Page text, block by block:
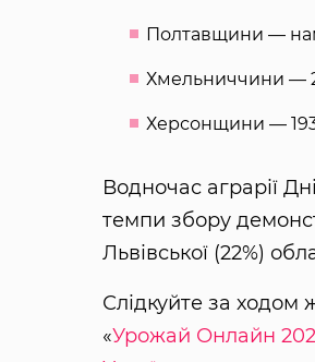
Полтавщини —
Хмельниччини —
Херсонщини —
Водночас аграрії
темпи збору
Львівської (22%)
Слідкуйте за ходом
«Урожай Онлайн